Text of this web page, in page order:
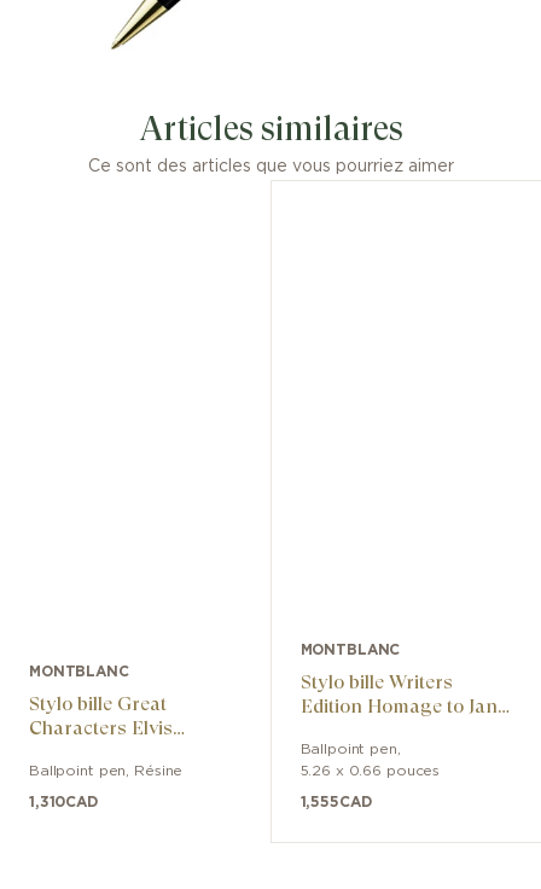
Articles similaires
Ce sont des articles que vous pourriez aimer
MONTBLANC
Stylo bille Great
Characters Elvis
Ballpoint pen Résine
1,310CAD
MONTBLANC
Stylo bille Writers
Edition Homage to Jane
Ballpoint pen
5.26 x 0.66 pouces
1,555CAD